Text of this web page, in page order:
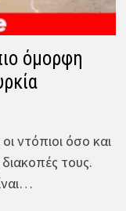
όμορφη
ντόπιοι όσο και
διακοπές τους.